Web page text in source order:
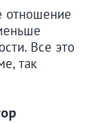
отношение
Все это
так